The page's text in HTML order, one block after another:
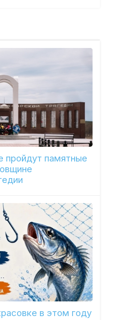
пройдут памятные
в этом году